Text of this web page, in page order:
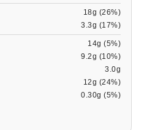
18g (26%)
3.3g (17%)
14g (5%)
9.2g (10%)
3.0g
12g (24%)
0.30g (5%)